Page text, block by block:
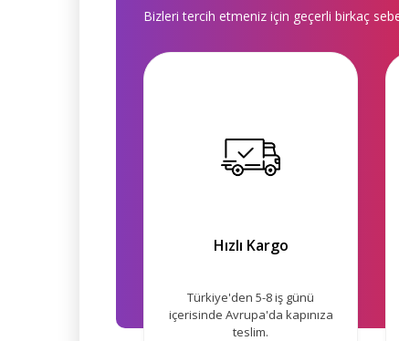
Bizleri tercih etmeniz için geçerli birkaç
Hızlı Kargo
Türkiye'den 5-8 iş günü
içerisinde Avrupa'da kapınıza
teslim.